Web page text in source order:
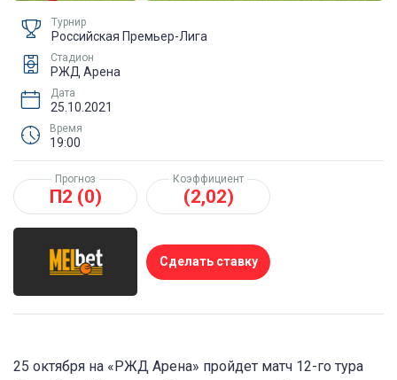
Турнир
Российская Премьер-Лига
Стадион
РЖД Арена
Дата
25.10.2021
Время
19:00
Прогноз
П2 (0)
Коэффициент
(2,02)
Сделать ставку
25 октября на «РЖД Арена» пройдет матч 12-го тура